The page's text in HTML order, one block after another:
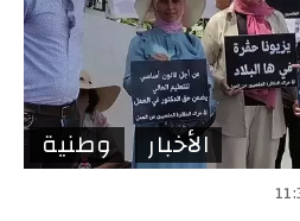
الأخبار وطنية